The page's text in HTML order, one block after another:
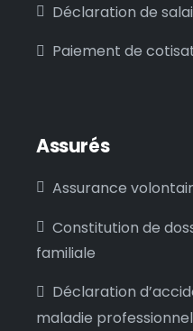
Déclaration de
Paiement de
Assurés
Assurance
Constitution de
familiale
Déclaration
maladie professionnel